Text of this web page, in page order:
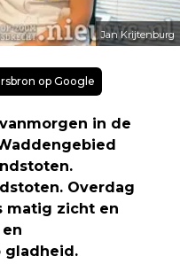
Jan Krijtenburg
op Google
in de
Overdag
matig zicht en
gladheid.